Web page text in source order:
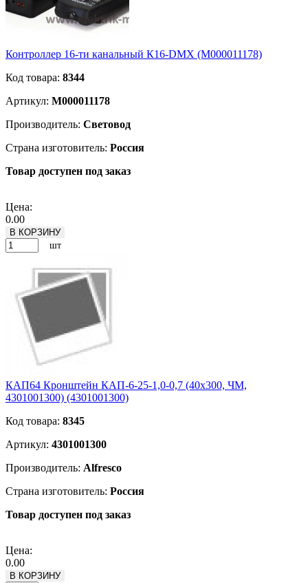
Контроллер 16-ти канальный К16-DMX (М000011178)
Код товара: 8344
Артикул: М000011178
Производитель: Световод
Страна изготовитель: Россия
Товар доступен под заказ
Цена:
0.00
В КОРЗИНУ
шт
КАП64 Кронштейн КАП-6-25-1,0-0,7 (40х300, ЧМ,
4301001300) (4301001300)
Код товара: 8345
Артикул: 4301001300
Производитель: Alfresco
Страна изготовитель: Россия
Товар доступен под заказ
Цена:
0.00
В КОРЗИНУ